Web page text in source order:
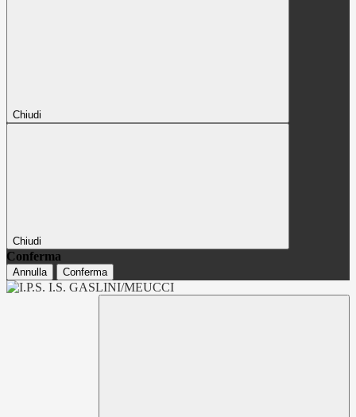
Chiudi
Chiudi
Conferma
Annulla Conferma